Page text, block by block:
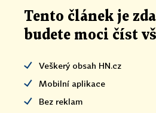
Tento článek je
budete moci číst
Veškerý obsah HN.cz
Mobilní aplikace
Bez reklam